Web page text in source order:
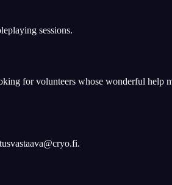
sessions.
for volunteers whose wonderful help